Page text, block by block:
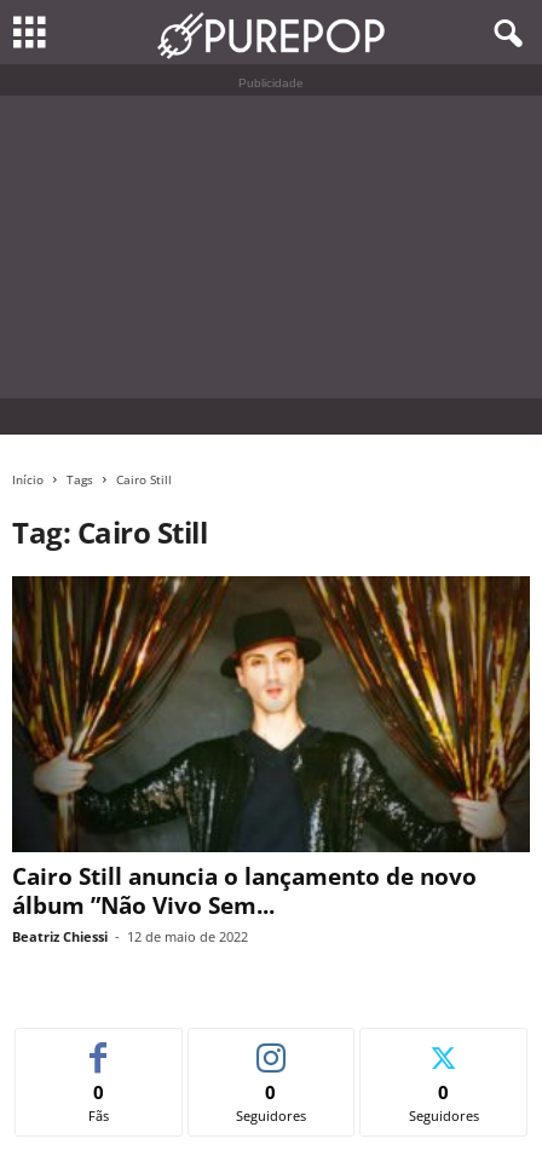
Publicidade
Início Tags Cairo Still
Tag: Cairo Still
Cairo Still anuncia o lançamento de novo
álbum ”Não Vivo Sem...
Beatriz Chiessi - 12 de maio de 2022
0
Fãs
0
Seguidores
0
Seguidores